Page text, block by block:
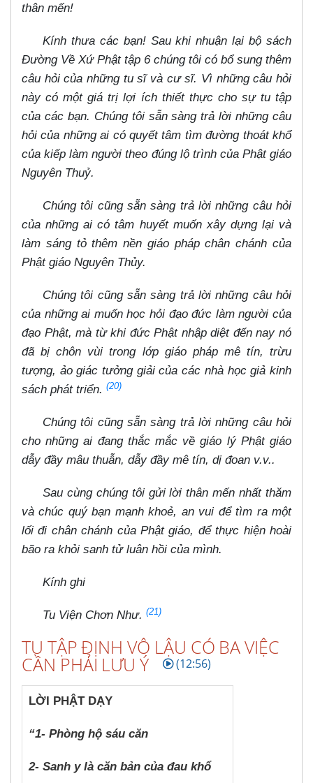
thân mến!
Kính thưa các bạn! Sau khi nhuận lại bộ sách
Đường Về Xứ Phật tập 6 chúng tôi có bổ sung thêm
câu hỏi của những tu sĩ và cư sĩ. Vì những câu hỏi
này có một giá trị lợi ích thiết thực cho sự tu tập
của các bạn. Chúng tôi sẵn sàng trả lời những câu
hỏi của những ai có quyết tâm tìm đường thoát khổ
của kiếp làm người theo đúng lộ trình của Phật giáo
Nguyên Thuỷ.
Chúng tôi cũng sẵn sàng trả lời những câu hỏi
của những ai có tâm huyết muốn xây dựng lại và
làm sáng tỏ thêm nền giáo pháp chân chánh của
Phật giáo Nguyên Thủy.
Chúng tôi cũng sẵn sàng trả lời những câu hỏi
của những ai muốn học hỏi đạo đức làm người của
đạo Phật, mà từ khi đức Phật nhập diệt đến nay nó
đã bị chôn vùi trong lớp giáo pháp mê tín, trừu
tượng, ảo giác tưởng giải của các nhà học giả kinh
sách phát triển. (20)
Chúng tôi cũng sẵn sàng trả lời những câu hỏi
cho những ai đang thắc mắc về giáo lý Phật giáo
dẫy đầy mâu thuẫn, dẫy đầy mê tín, dị đoan v.v..
Sau cùng chúng tôi gửi lời thân mến nhất thăm
và chúc quý bạn mạnh khoẻ, an vui để tìm ra một
lối đi chân chánh của Phật giáo, để thực hiện hoài
bão ra khỏi sanh tử luân hồi của mình.
Kính ghi
Tu Viện Chơn Như. (21)
TU TẬP ĐỊNH VÔ LẬU CÓ BA VIỆC
CẦN PHẢI LƯU Ý (12:56)
LỜI PHẬT DẠY
“1- Phòng hộ sáu căn
2- Sanh y là căn bản của đau khổ